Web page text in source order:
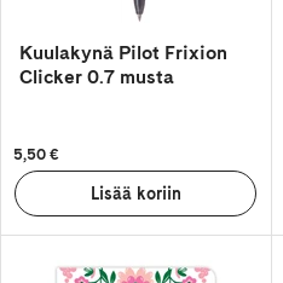
Kuulakynä Pilot Frixion
Clicker 0.7 musta
5,50 €